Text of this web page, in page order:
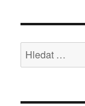
Hledat: